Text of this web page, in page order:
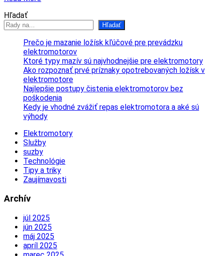
Hľadať
Hľadať
Prečo je mazanie ložísk kľúčové pre prevádzku
elektromotorov
Ktoré typy mazív sú najvhodnejšie pre elektromotory
Ako rozpoznať prvé príznaky opotrebovaných ložísk v
elektromotore
Najlepšie postupy čistenia elektromotorov bez
poškodenia
Kedy je vhodné zvážiť repas elektromotora a aké sú
výhody
Elektromotory
Služby
suzby
Technológie
Tipy a triky
Zaujímavosti
Archív
júl 2025
jún 2025
máj 2025
apríl 2025